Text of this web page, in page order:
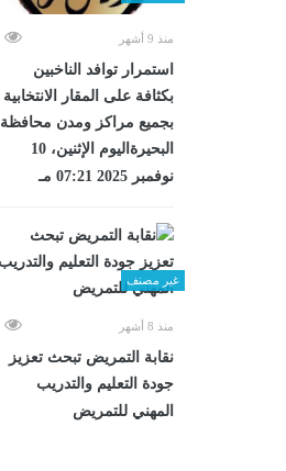
منذ 9 أشهر
استمرار توافد الناخبين
بكثافة على المقار الانتخابية
بجميع مراكز ومدن محافظة
البحيرةاليوم الإثنين، 10
نوفمبر 2025 07:21 مـ
غير مصنف
منذ 8 أشهر
نقابة التمريض تبحث تعزيز
جودة التعليم والتدريب
المهني للتمريض